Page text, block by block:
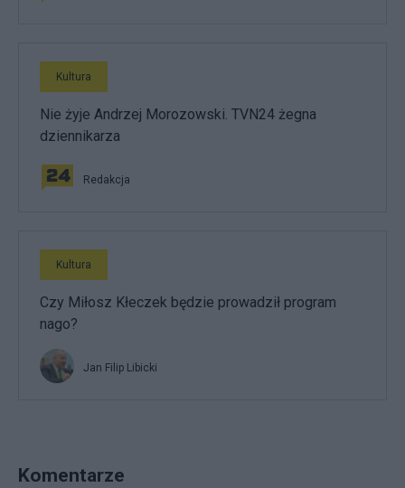
Kultura
Nie żyje Andrzej Morozowski. TVN24 żegna
dziennikarza
Redakcja
Kultura
Czy Miłosz Kłeczek będzie prowadził program
nago?
Jan Filip Libicki
Komentarze